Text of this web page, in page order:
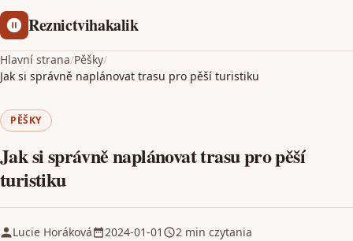
Reznictvihakalik
Hlavní strana/Pěšky/
Jak si správně naplánovat trasu pro pěší turistiku
PĚŠKY
Jak si správně naplánovat trasu pro pěší
turistiku
Lucie Horáková 2024-01-01 2 min czytania